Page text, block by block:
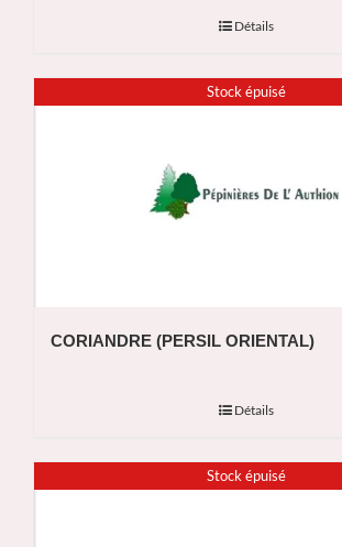
Détails
Stock épuisé
CORIANDRE (PERSIL ORIENTAL)
Détails
Stock épuisé